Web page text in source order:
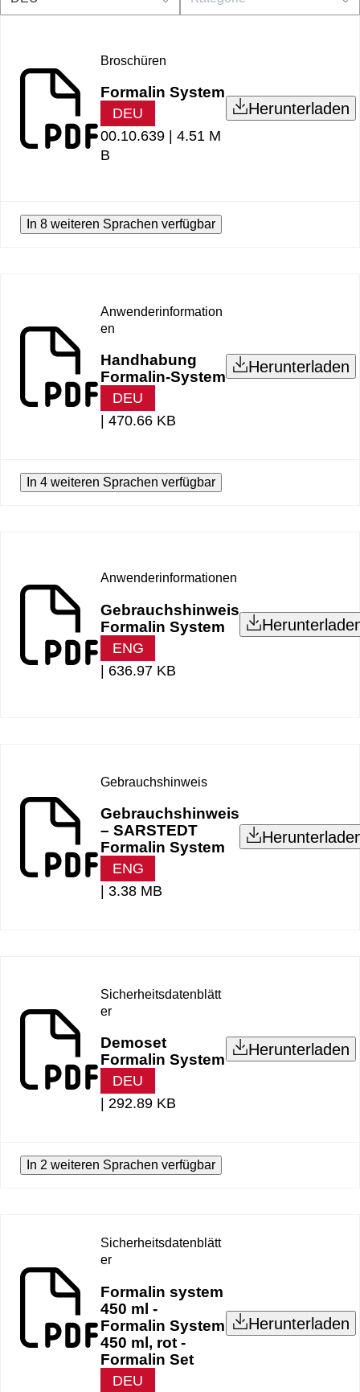
Broschüren
Formalin System
DEU
00.10.639 | 4.51 M
B
Herunterladen
In 8 weiteren Sprachen verfügbar
Anwenderinformation
en
Handhabung
Formalin-System
DEU
470.66 KB
Herunterladen
In 4 weiteren Sprachen verfügbar
Anwenderinformationen
Gebrauchshinweis
Formalin System
ENG
| 636.97 KB
Gebrauchshinweis
Gebrauchshinweis
– SARSTEDT
Formalin System
ENG
3.38 MB
Sicherheitsdatenblätt
er
Demoset
Formalin System
DEU
292.89 KB
Herunterladen
In 2 weiteren Sprachen verfügbar
Sicherheitsdatenblätt
er
Formalin system
450 ml -
Formalin System
450 ml, rot -
Formalin Set
DEU
Herunterladen